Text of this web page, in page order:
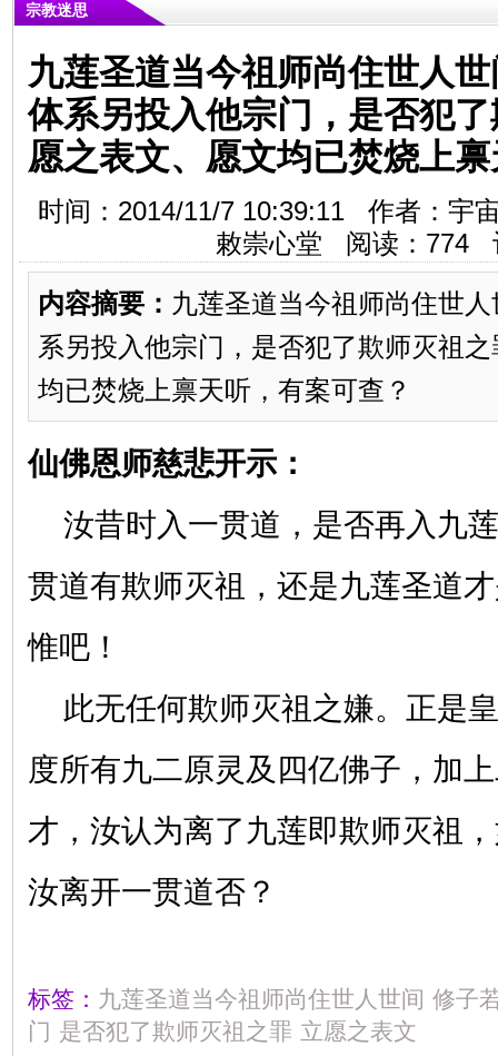
宗教迷思
九莲圣道当今祖师尚住世人
体系另投入他宗门，是否犯
愿之表文、愿文均已焚烧上
时间：2014/11/7 10:39:11 作者：宇
敕崇心堂 阅读： 774
内容摘要： 九莲圣道当今祖师尚住世
系另投入他宗门，是否犯了欺师灭祖
均已焚烧上禀天听，有案可查？
仙佛恩师慈悲开示：
汝昔时入一贯道，是否再入九
贯道有欺师灭祖，还是九莲圣道
惟吧！
此无任何欺师灭祖之嫌。正是
度所有九二原灵及四亿佛子，加
才，汝认为离了九莲即欺师灭祖
汝离开一贯道否？
标签： 九莲圣道当今祖师尚住世人世间 修子
门 是否犯了欺师灭祖之罪 立愿之表文